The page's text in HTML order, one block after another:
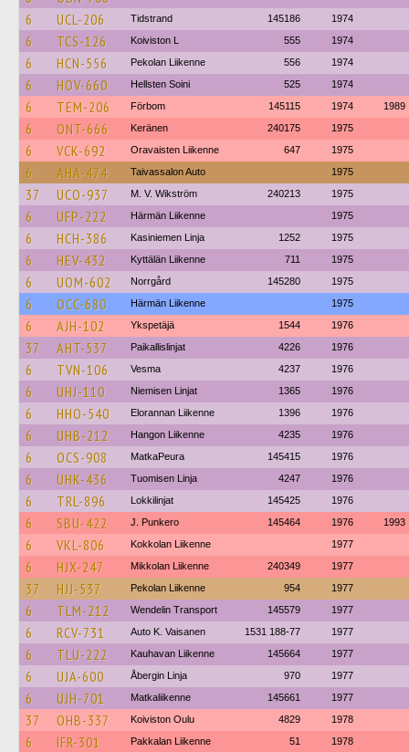
6 UCL-206 Tidstrand 145186 1974
6 TCS-126 Koiviston L 555 1974
6 HCN-556 Pekolan Liikenne 556 1974
6 HOV-660 Hellsten Soini 525 1974
6 TEM-206 Förbom 145115 1974 1989
6 ONT-666 Keränen 240175 1975
6 VCK-692 Oravaisten Liikenne 647 1975
6 AHA-474 Taivassalon Auto 1975
37 UCO-937 M. V. Wikström 240213 1975
6 UFP-222 Härmän Liikenne 1975
6 HCH-386 Kasiniemen Linja 1252 1975
6 HEV-432 Kyttälän Liikenne 711 1975
6 UOM-602 Norrgård 145280 1975
6 OCC-680 Härmän Liikenne 1975
6 AJH-102 Ykspetäjä 1544 1976
37 AHT-537 Paikallislinjat 4226 1976
6 TVN-106 Vesma 4237 1976
6 UHJ-110 Niemisen Linjat 1365 1976
6 HHO-540 Elorannan Liikenne 1396 1976
6 UHB-212 Hangon Liikenne 4235 1976
6 OCS-908 MatkaPeura 145415 1976
6 UHK-436 Tuomisen Linja 4247 1976
6 TRL-896 Lokkilinjat 145425 1976
6 SBU-422 J. Punkero 145464 1976 1993
6 VKL-806 Kokkolan Liikenne 1977
6 HJX-247 Mikkolan Liikenne 240349 1977
37 HJJ-537 Pekolan Liikenne 954 1977
6 TLM-212 Wendelin Transport 145579 1977
6 RCV-731 Auto K. Vaisanen 1531 188-77 1977
6 TLU-222 Kauhavan Liikenne 145664 1977
6 UJA-600 Åbergin Linja 970 1977
6 UJH-701 Matkaliikenne 145661 1977
37 OHB-337 Koiviston Oulu 4829 1978
6 IFR-301 Pakkalan Liikenne 51 1978